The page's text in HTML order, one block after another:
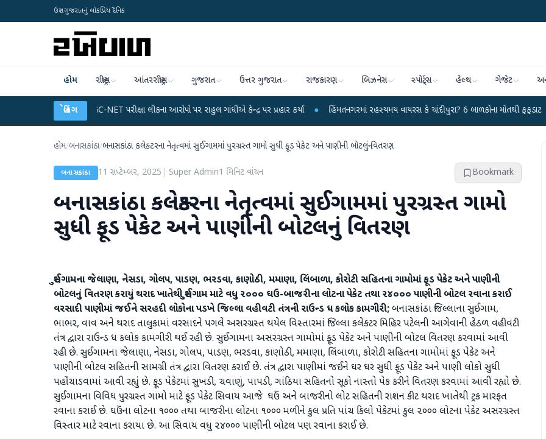
ઉત્તર ગુજરાતનું લોકપ્રિય દૈનિક
હોમ રાષ્ટ્રીય આંતરરાષ્ટ્રીય ગુજરાત ઉત્તર ગુજરાત રાજકારણ બિઝનેસ સ્પોર્ટ્સ હેલ્થ ગેજેટ
બ્રેકિંગ
UGC-NET પરીક્ષા લીકના આરોપો પર રાહુલ ગાંધીએ કેન્દ્ર પર પ્રહાર કર્યા ● હિંમતનગરમાં રહસ્યમય વાયરસ કે ચાંદીપુરા? 6 બાળકોના મોતથી ફફડાટ ● હવામાન
હોમ/બનાસકાંઠા/બનાસકાંઠા કલેક્ટરના નેતૃત્વમાં સુઈગામમાં પુરગ્રસ્ત ગામો સુધી ફૂડ પેકેટ અને પાણીની બોટલનું વિતરણ
બનાસકાંઠા 11 સપ્ટેમ્બર, 2025 Super Admin1 મિનિટ વાંચન Bookmark
બનાસકાંઠા કલેક્ટરના નેતૃત્વમાં સુઈગામમાં પુરગ્રસ્ત ગામો
સુધી ફૂડ પેકેટ અને પાણીની બોટલનું વિતરણ
સુઈગામના જેલાણા, નેસડા, ગોલપ, પાડણ, ભરડવા, કાણોઠી, મમાણા, લિંબાળા, કોરોટી સહિતના ગામોમાં ફૂડ પેકેટ અને પાણીની
બોટલનું વિતરણ કરાયુંથરાદ ખાતેથી સુઈગામ માટે વધુ ૨૦૦૦ ઘઉ-બાજરીના લોટના પેકેટ તથા ૨૪૦૦૦ પાણીની બોટલ રવાના કરાઈ
વરસાદી પાણીમાં જઈને સરહદી લોકોના પડખે જિલ્લા વહીવટી તંત્રની રાઉન્ડ ધ કલોક કામગીરી;બનાસકાંઠા જિલ્લાના સુઈગામ,
ભાભર, વાવ અને થરાદ તાલુકામાં વરસાદને પગલે અસરગ્રસ્ત થયેલ વિસ્તારમાં જિલ્લા કલેકટર મિહિર પટેલની આગેવાની હેઠળ વહીવટી
તંત્ર દ્વારા રાઉન્ડ ધ કલોક કામગીરી થઈ રહી છે. સુઈગામના અસરગ્રસ્ત ગામોમાં ફૂડ પેકેટ અને પાણીની બોટલ વિતરણ કરવામાં આવી
રહી છે. સુઈગામના જેલાણા, નેસડા, ગોલપ, પાડણ, ભરડવા, કાણોઠી, મમાણા, લિંબાળા, કોરોટી સહિતના ગામોમાં ફૂડ પેકેટ અને
પાણીની બોટલ સહિતની સામગ્રી તંત્ર દ્વારા વિતરણ કરાઈ છે. તંત્ર દ્વારા પાણીમાં જઈને ઘર ઘર સુધી ફૂડ પેકેટ અને પાણી લોકો સુધી
પહોંચાડવામાં આવી રહ્યું છે. ફૂડ પેકેટમાં સુખડી, ચવાણું, પાપડી, ગાંઠિયા સહિતનો સૂકો નાસ્તો પેક કરીને વિતરણ કરવામાં આવી રહ્યો છે.
સુઈગામના વિવિધ પુરગ્રસ્ત ગામો માટે ફૂડ પેકેટ સિવાય આજે ઘઉં અને બાજરીનો લોટ સહિતની રાશન કીટ થરાદ ખાતેથી ટ્રક મારફત
રવાના કરાઈ છે. ઘઉંના લોટના ૧૦૦૦ તથા બાજરીના લોટના ૧૦૦૦ મળીને કુલ પ્રતિ પાંચ કિલો પેકેટમાં કુલ ૨૦૦૦ લોટના પેકેટ અસરગ્રસ્ત
વિસ્તાર માટે રવાના કરાયા છે. આ સિવાય વધુ ૨૪૦૦૦ પાણીની બોટલ પણ રવાના કરાઈ છે.